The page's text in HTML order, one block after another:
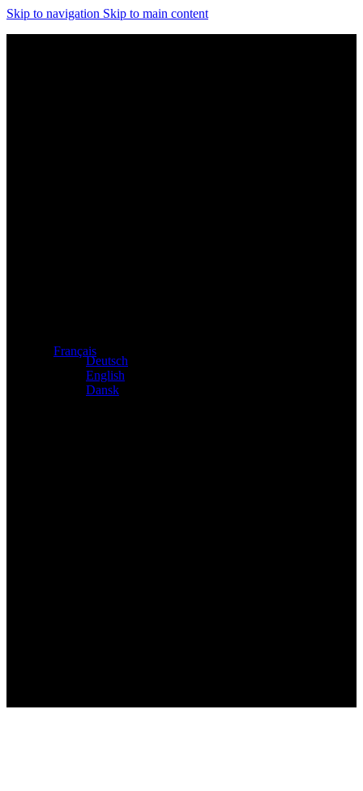
Skip to navigation Skip to main content
Français
Deutsch
English
Dansk